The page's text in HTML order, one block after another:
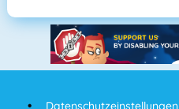
Datenschutzeinstellungen